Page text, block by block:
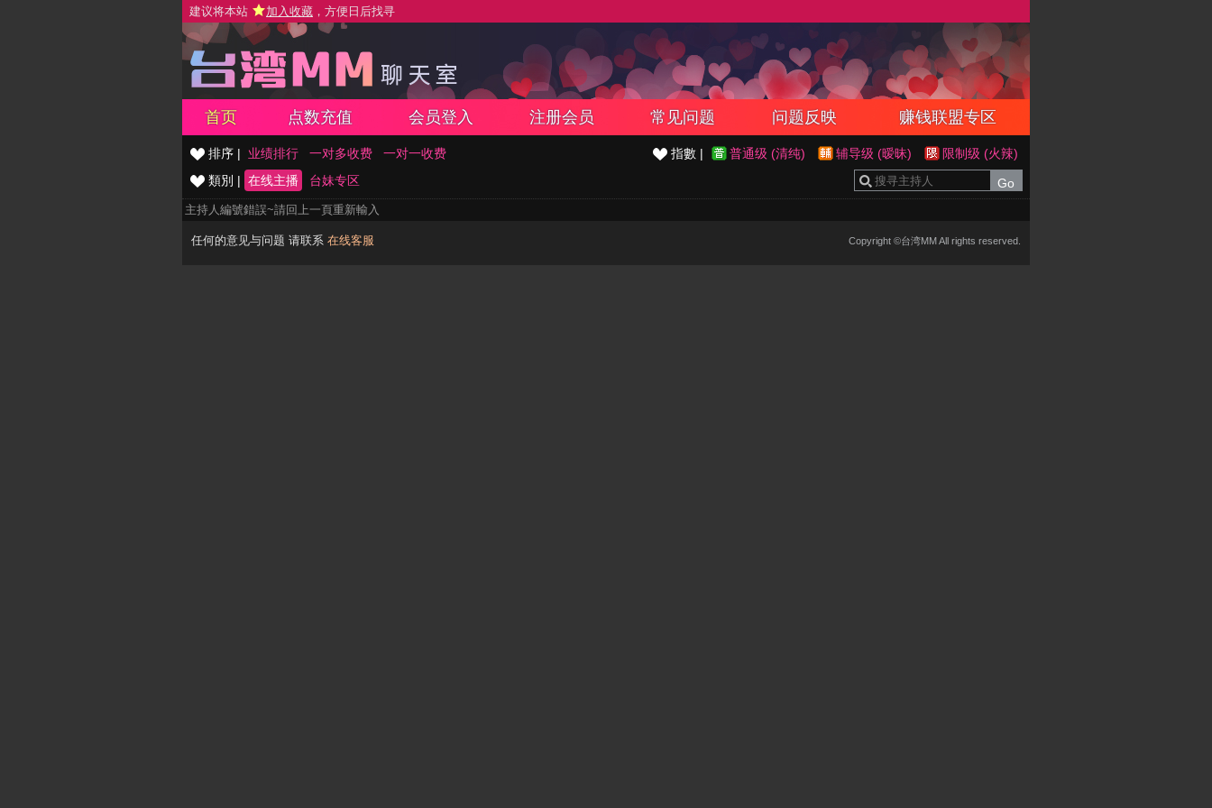
建议将本站 加入收藏 ，方便日后找寻
首页 点数充值 会员登入 注册会员 常见问题 问题反映 赚钱联盟专区
排序 | 业绩排行 一对多收费 一对一收费 指數 | 普通级 (清纯) 辅导级 (暧昧)
限制级 (火辣)
類別 | 在线主播 台妹专区
主持人編號錯誤~請回上一頁重新輸入
任何的意见与问题 请联系 在线客服 Copyright ©台湾MM All rights reserved.